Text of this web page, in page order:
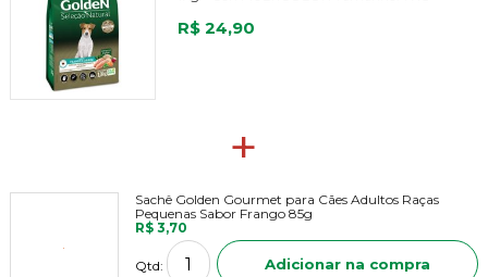
R$ 24,90
+
Sachê Golden Gourmet para Cães Adultos Raças
Pequenas Sabor Frango 85g
R$ 3,70
Qtd: Adicionar na compra